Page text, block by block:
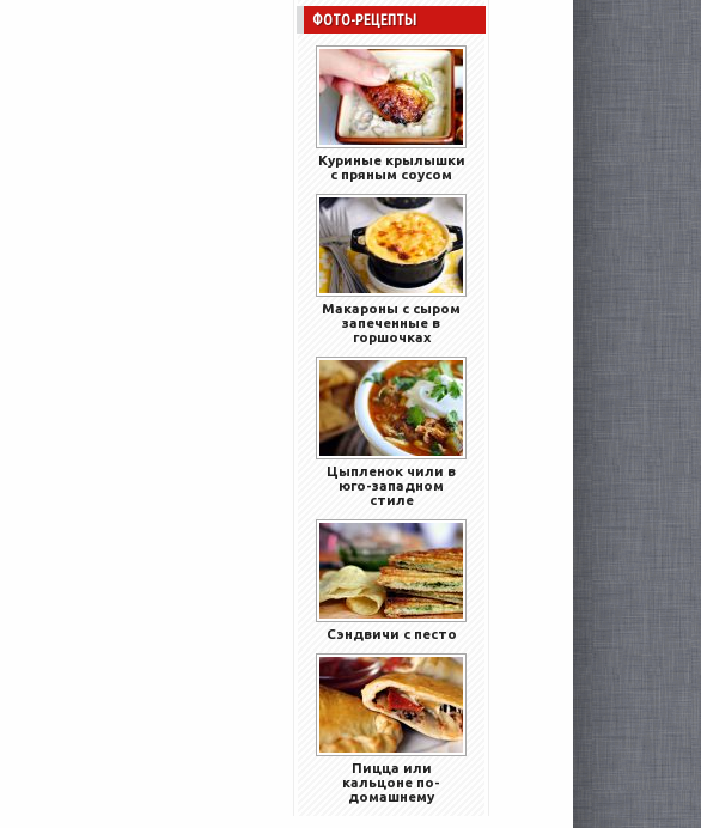
ФОТО-РЕЦЕПТЫ
Куриные крылышки
с пряным соусом
Макароны с сыром
запеченные в
горшочках
Цыпленок чили в
юго-западном
стиле
Сэндвичи с песто
Пицца или
кальцоне по-
домашнему